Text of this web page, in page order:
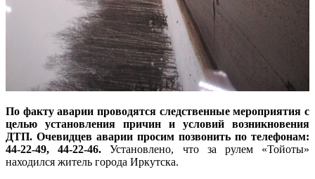
По факту аварии проводятся следственные мероприятия с
целью установления причин и условий возникновения
ДТП. Очевидцев аварии просим позвонить по телефонам:
44-22-49, 44-22-46. Установлено, что за рулем «Тойоты»
находился житель города Иркутска.